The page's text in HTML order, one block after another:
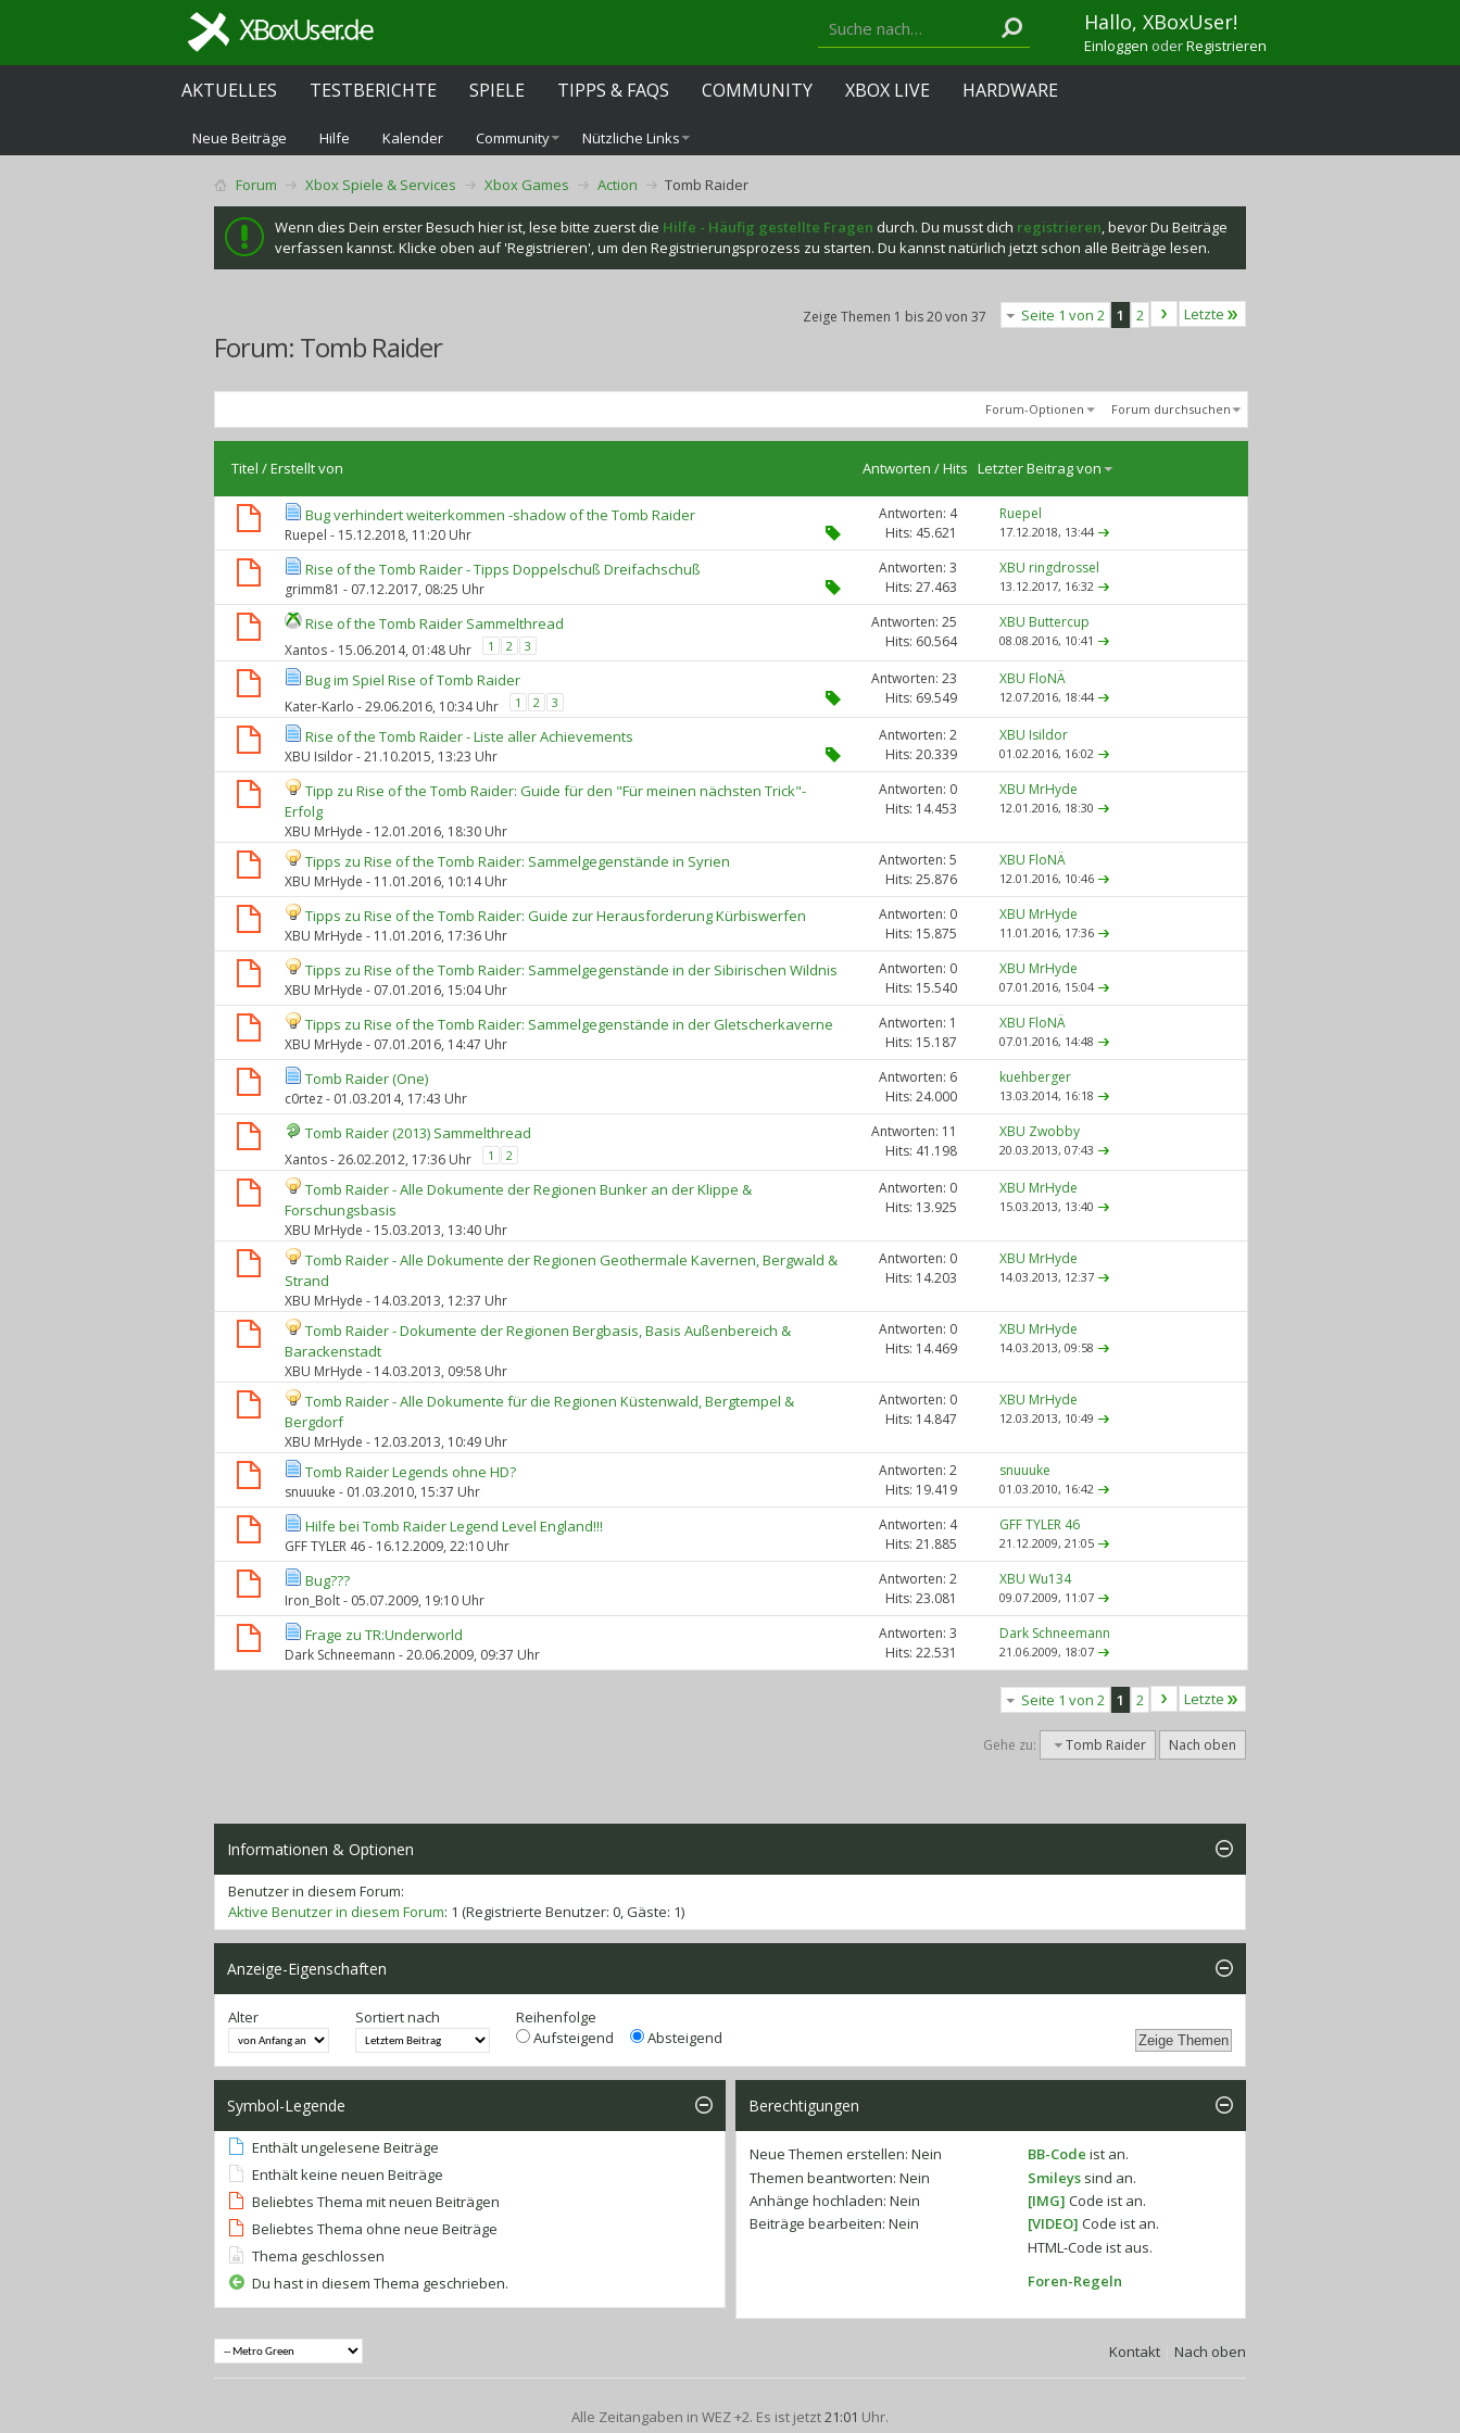
Hallo, XBoxUser!
Einloggen oderRegistrieren
AKTUELLES TESTBERICHTE SPIELE TIPPS & FAQS COMMUNITY XBOX LIVE HARDWARE
Neue Beiträge Hilfe Kalender Community Nützliche Links
Forum Xbox Spiele & Services Xbox Games Action Tomb Raider
Wenn dies Dein erster Besuch hier ist, lese bitte zuerst die Hilfe - Häufig gestellte Fragen durch. Du musst dich registrieren, bevor Du Beiträge
verfassen kannst. Klicke oben auf 'Registrieren', um den Registrierungsprozess zu starten. Du kannst natürlich jetzt schon alle Beiträge lesen.
Seite 1 von 2 1 2 Letzte
Zeige Themen 1 bis 20 von 37
Forum: Tomb Raider
Forum-Optionen Forum durchsuchen
Titel /Erstellt von Antworten /Hits Letzter Beitrag von
Bug verhindert weiterkommen -shadow of the Tomb Raider
Ruepel - 15.12.2018, 11:20 Uhr
Antworten: 4
Hits: 45.621
Ruepel
17.12.2018, 13:44
Rise of the Tomb Raider - Tipps Doppelschuß Dreifachschuß
grimm81 - 07.12.2017, 08:25 Uhr
Antworten: 3
Hits: 27.463
XBU ringdrossel
13.12.2017, 16:32
Rise of the Tomb Raider Sammelthread
Xantos- 15.06.2014, 01:48 Uhr 1 2 3
Antworten: 25
Hits: 60.564
XBU Buttercup
08.08.2016, 10:41
Bug im Spiel Rise of Tomb Raider
Kater-Karlo - 29.06.2016, 10:34 Uhr 1 2 3
Antworten: 23
Hits: 69.549
XBU FloNÄ
12.07.2016, 18:44
Rise of the Tomb Raider - Liste aller Achievements
XBU Isildor- 21.10.2015, 13:23 Uhr
Antworten: 2
Hits: 20.339
XBU Isildor
01.02.2016, 16:02
Tipp zu Rise of the Tomb Raider: Guide für den "Für meinen nächsten Trick"-
Erfolg
XBU MrHyde - 12.01.2016, 18:30 Uhr
Antworten: 0
Hits: 14.453
XBU MrHyde
12.01.2016, 18:30
Tipps zu Rise of the Tomb Raider: Sammelgegenstände in Syrien
XBU MrHyde - 11.01.2016, 10:14 Uhr
Antworten: 5
Hits: 25.876
XBU FloNÄ
12.01.2016, 10:46
Tipps zu Rise of the Tomb Raider: Guide zur Herausforderung Kürbiswerfen
XBU MrHyde - 11.01.2016, 17:36 Uhr
Antworten: 0
Hits: 15.875
XBU MrHyde
11.01.2016, 17:36
Tipps zu Rise of the Tomb Raider: Sammelgegenstände in der Sibirischen Wildnis
XBU MrHyde - 07.01.2016, 15:04 Uhr
Antworten: 0
Hits: 15.540
XBU MrHyde
07.01.2016, 15:04
Tipps zu Rise of the Tomb Raider: Sammelgegenstände in der Gletscherkaverne
XBU MrHyde - 07.01.2016, 14:47 Uhr
Antworten: 1
Hits: 15.187
XBU FloNÄ
07.01.2016, 14:48
Tomb Raider (One)
c0rtez- 01.03.2014, 17:43 Uhr
Antworten: 6
Hits: 24.000
kuehberger
13.03.2014, 16:18
Tomb Raider (2013) Sammelthread
Xantos- 26.02.2012, 17:36 Uhr 1 2
Antworten: 11
Hits: 41.198
XBU Zwobby
20.03.2013, 07:43
Tomb Raider - Alle Dokumente der Regionen Bunker an der Klippe &
Forschungsbasis
XBU MrHyde - 15.03.2013, 13:40 Uhr
Antworten: 0
Hits: 13.925
XBU MrHyde
15.03.2013, 13:40
Tomb Raider - Alle Dokumente der Regionen Geothermale Kavernen, Bergwald &
Strand
XBU MrHyde - 14.03.2013, 12:37 Uhr
Antworten: 0
Hits: 14.203
XBU MrHyde
14.03.2013, 12:37
Tomb Raider - Dokumente der Regionen Bergbasis, Basis Außenbereich &
Barackenstadt
XBU MrHyde - 14.03.2013, 09:58 Uhr
Antworten: 0
Hits: 14.469
XBU MrHyde
14.03.2013, 09:58
Tomb Raider - Alle Dokumente für die Regionen Küstenwald, Bergtempel &
Bergdorf
XBU MrHyde - 12.03.2013, 10:49 Uhr
Antworten: 0
Hits: 14.847
XBU MrHyde
12.03.2013, 10:49
Tomb Raider Legends ohne HD?
snuuuke - 01.03.2010, 15:37 Uhr
Antworten: 2
Hits: 19.419
snuuuke
01.03.2010, 16:42
Hilfe bei Tomb Raider Legend Level England!!!
GFF TYLER 46- 16.12.2009, 22:10 Uhr
Antworten: 4
Hits: 21.885
GFF TYLER 46
21.12.2009, 21:05
Bug???
Iron_Bolt- 05.07.2009, 19:10 Uhr
Antworten: 2
Hits: 23.081
XBU Wu134
09.07.2009, 11:07
Frage zu TR:Underworld
Dark Schneemann - 20.06.2009, 09:37 Uhr
Antworten: 3
Hits: 22.531
Dark Schneemann
21.06.2009, 18:07
Seite 1 von 2 1 2 Letzte
Gehe zu: Tomb Raider Nach oben
Informationen & Optionen
Benutzer in diesem Forum:
Aktive Benutzer in diesem Forum: 1 (Registrierte Benutzer: 0, Gäste: 1)
Anzeige-Eigenschaften
Alter Sortiert nach
Reihenfolge
Aufsteigend
Absteigend
Symbol-Legende
Enthält ungelesene Beiträge
Enthält keine neuen Beiträge
Beliebtes Thema mit neuen Beiträgen
Beliebtes Thema ohne neue Beiträge
Thema geschlossen
Du hast in diesem Thema geschrieben.
Berechtigungen
Neue Themen erstellen: Nein
Themen beantworten: Nein
Anhänge hochladen: Nein
Beiträge bearbeiten: Nein
BB-Code ist an.
Smileys sind an.
[IMG] Code ist an.
[VIDEO] Code ist an.
HTML-Code ist aus.
Foren-Regeln
Kontakt Nach oben
Alle Zeitangaben in WEZ +2. Es ist jetzt21:01 Uhr.